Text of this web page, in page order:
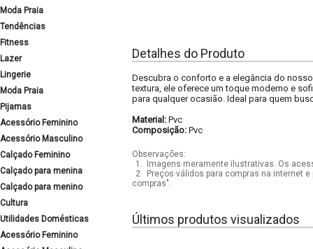
Moda Praia
Tendências
Fitness
Lazer
Lingerie
Moda Praia
Pijamas
Acessório Feminino
Acessório Masculino
Calçado Feminino
Calçado para menina
Calçado para menino
Cultura
Utilidades Domésticas
Acessório Feminino
Detalhes do Produto
Descubra o conforto e a elegância do
textura, ele oferece um toque moderno e
para qualquer ocasião. Ideal para quem
Material: Pvc
Composição: Pvc
Observações:
1.
Imagens meramente ilustrativas. Os
2.
Preços válidos para compras na internet
compras".
Últimos produtos visualizados